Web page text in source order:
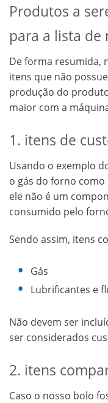
Produtos a
para a lista de
De forma resumida,
itens que não
produção do
maior com a
1. itens de
Usando o exemplo
o gás do forno
ele não é um
consumido pelo
Sendo assim, itens
Gás
Lubrificantes e
Não devem ser
ser considerados
2. itens
Caso o nosso bolo